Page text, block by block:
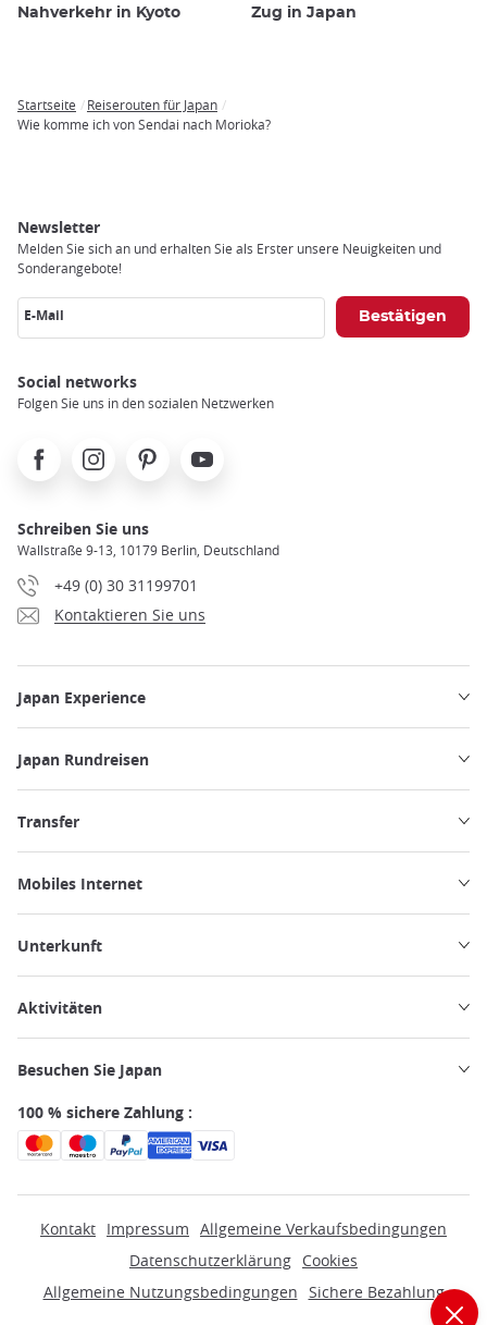
Nahverkehr in Kyoto Zug in Japan
Breadcrumb
Startseite
Reiserouten für Japan
Wie komme ich von Sendai nach Morioka?
Newsletter
Melden Sie sich an und erhalten Sie als Erster unsere Neuigkeiten und
Sonderangebote!
E-Mail
Social networks
Folgen Sie uns in den sozialen Netzwerken
FacebookInstagramPinterest Youtube
Schreiben Sie uns
Wallstraße 9-13, 10179 Berlin, Deutschland
+49 (0) 30 31199701
Kontaktieren Sie uns
Japan Experience
Japan Rundreisen
Transfer
Mobiles Internet
Unterkunft
Aktivitäten
Besuchen Sie Japan
100 % sichere Zahlung :
Kontakt Impressum Allgemeine Verkaufsbedingungen
Datenschutzerklärung Cookies
Allgemeine Nutzungsbedingungen Sichere Bezahlung